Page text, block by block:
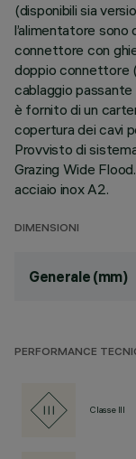
(disponibili sia
l’alimentatore
connettore con
doppio connettore
cablaggio
è fornito di un
copertura dei cavi
Provvisto di
Grazing Wide
acciaio inox A2.
DIMENSIONI
Generale (mm)
PERFORMANCE
Classe III